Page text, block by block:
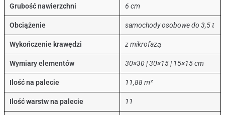
Grubość nawierzchni 6 cm
Obciążenie samochody osobowe do 3,5 t
Wykończenie krawędzi z mikrofazą
Wymiary elementów 30×30 | 30×15 | 15×15 cm
Ilość na palecie 11,88 m²
Ilość warstw na palecie 11